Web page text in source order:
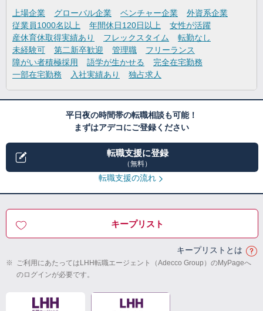
上場企業 グローバル企業 ベンチャー企業
外資系企業
従業員1000名以上
年間休日120日以上
女性が活躍
産休育休取得実績あり
フレックスタイム
転勤なし
未経験可
第二新卒歓迎 管理職
フリーランス
障がい者積極採用
語学が生かせる
完全在宅勤務
一部在宅勤務
入社実績あり 独占求人
平日夜の時間帯の転職相談も可能！
まずはアデコにご登録ください
転職支援に登録
（無料）
転職支援の流れ
キープリスト
キープリストとは
※ ご利用にあたってはLHH転職エージェント（Adecco Group）のMyPageへ
のログインが必要です。